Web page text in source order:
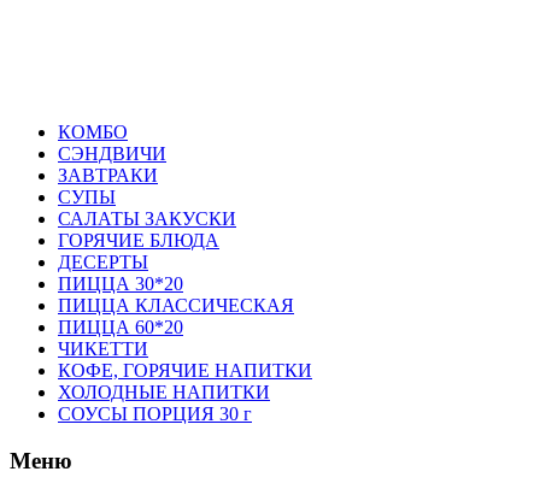
КОМБО
СЭНДВИЧИ
ЗАВТРАКИ
СУПЫ
САЛАТЫ ЗАКУСКИ
ГОРЯЧИЕ БЛЮДА
ДЕСЕРТЫ
ПИЦЦА 30*20
ПИЦЦА КЛАССИЧЕСКАЯ
ПИЦЦА 60*20
ЧИКЕТТИ
КОФЕ, ГОРЯЧИЕ НАПИТКИ
ХОЛОДНЫЕ НАПИТКИ
СОУСЫ ПОРЦИЯ 30 г
Меню